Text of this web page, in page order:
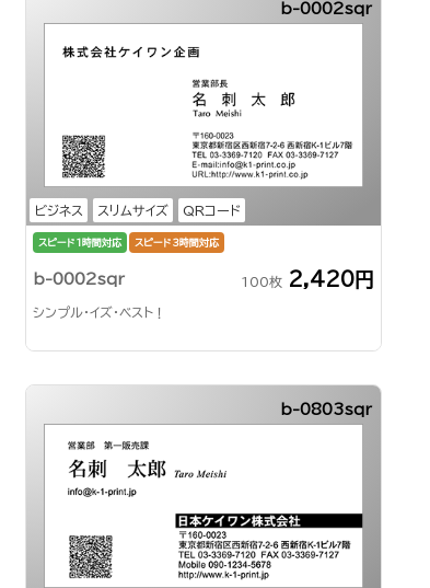
ビジネス スリムサイズ QRコード
b-0002sqr
スピード1時間対応 スピード3時間対応
b-0002sqr 100枚 2,420円
シンプル・イズ・ベスト！
b-0803sqr